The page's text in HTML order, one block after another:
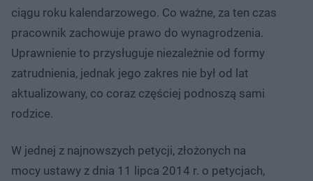
ciągu roku kalendarzowego. Co ważne, za ten czas
pracownik zachowuje prawo do wynagrodzenia.
Uprawnienie to przysługuje niezależnie od formy
zatrudnienia, jednak jego zakres nie był od lat
aktualizowany, co coraz częściej podnoszą sami
rodzice.
W jednej z najnowszych petycji, złożonych na
mocy ustawy z dnia 11 lipca 2014 r. o petycjach,